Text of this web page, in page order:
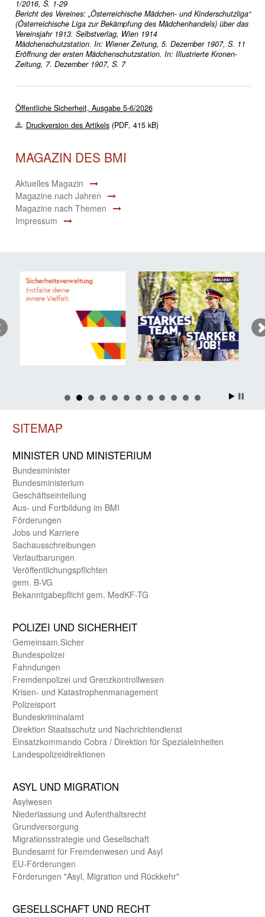
1/2016, S. 1-29
Bericht des Vereines: „Österreichische Mädchen- und Kinderschutzliga“
(Österreichische Liga zur Bekämpfung des Mädchenhandels) über das
Vereinsjahr 1913. Selbstverlag, Wien 1914
Mädchenschutzstation. In: Wiener Zeitung, 5. Dezember 1907, S. 11
Eröffnung der ersten Mädchenschutzstation. In: Illustrierte Kronen-
Zeitung, 7. Dezember 1907, S. 7
Öffentliche Sicherheit, Ausgabe 5-6/2026
Druckversion des Artikels(PDF, 415 kB)
MAGAZIN DES BMI
Aktuelles Magazin
Magazine nach Jahren
Magazine nach Themen
Impressum
SITEMAP
MINISTER UND MINIST­ERIUM
Bundes­minister
Bundes­ministerium
Geschäfts­einteilung
Aus- und Fortbildung im BMI
Förderungen
Jobs und Karriere
Sachaus­schreibungen
Verlautbarungen
Veröffentlichungspflichten
gem. B-VG
Bekanntgabepflicht gem. MedKF-TG
POLIZEI UND SICHER­HEIT
Gemein­sam.Sicher
Bundes­polizei
Fahndungen
Fremdenpolizei und Grenzkontrollwesen
Krisen- und Katastrophen­management
Polizeisport
Bundes­kriminal­amt
Direktion Staats­schutz und Nach­richten­dienst
Einsatz­kommando Cobra / Direktion für Spezialeinheiten
Landes­polizei­direk­tionen
ASYL UND MIGRA­TION
Asyl­wesen
Nieder­lassung und Aufent­halts­recht
Grund­versorgung
Migrations­strategie und Gesell­schaft
Bundes­amt für Fremden­wesen und Asyl
EU-Förde­rungen
Förderungen "Asyl, Migration und Rückkehr"
GE­SELL­SCHAFT UND RECHT